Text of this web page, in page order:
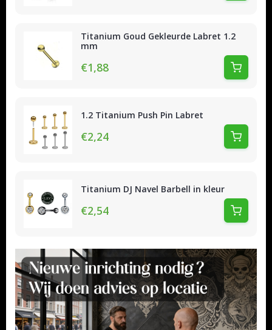
Titanium Goud Gekleurde Labret 1.2
mm
€1,88
1.2 Titanium Push Pin Labret
€2,24
Titanium DJ Navel Barbell in kleur
€2,54